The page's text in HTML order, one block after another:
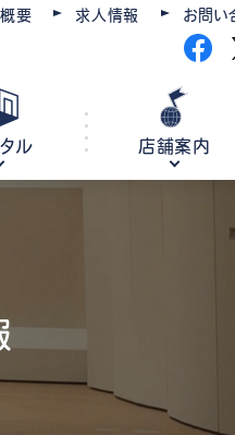
要 求人情報 お問い
スン会場
ルガン
ボード
・メンテナンス
ル
レンタル
店舗案内
豊橋店